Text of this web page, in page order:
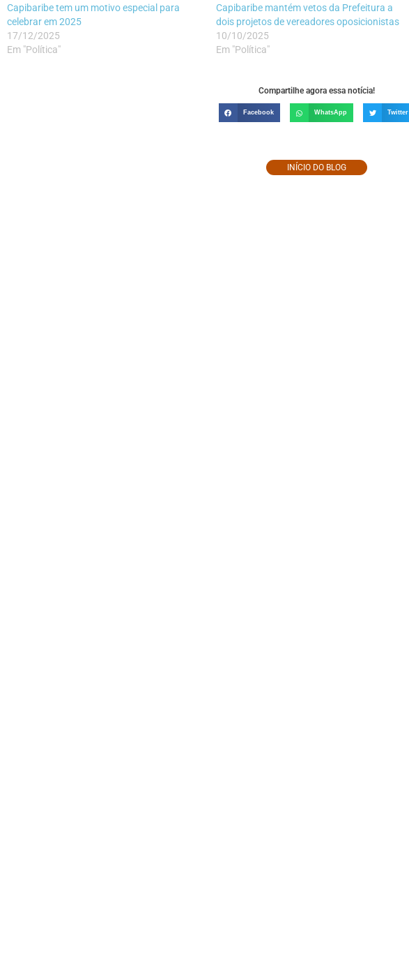
Capibaribe tem um motivo especial para
celebrar em 2025
17/12/2025
Em "Política"
Capibaribe mantém vetos da Prefeitura a
dois projetos de vereadores oposicionistas
10/10/2025
Em "Política"
Compartilhe agora essa notícia!
Facebook WhatsApp Twitter
INÍCIO DO BLOG